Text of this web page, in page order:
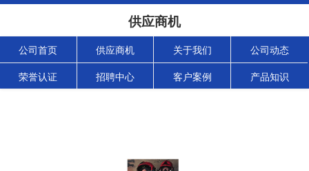
供应商机
公司首页 供应商机 关于我们 公司动态
荣誉认证 招聘中心 客户案例 产品知识